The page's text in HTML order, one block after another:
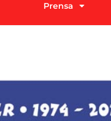
Prensa